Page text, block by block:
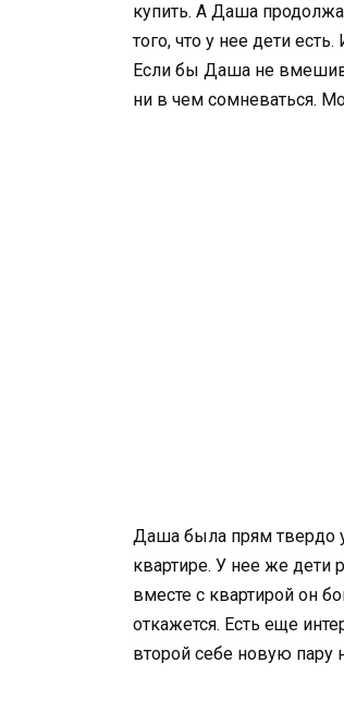
купить. А Даша
того, что у нее дети
Если бы Даша не
ни в чем сомневаться.
Даша была прям твердо
квартире. У нее же дети
вместе с квартирой он
откажется. Есть еще
второй себе новую пару